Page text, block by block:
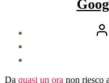
Da quasi un ora non riesco